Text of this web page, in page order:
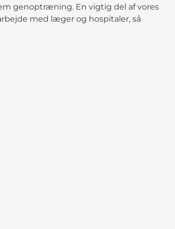
genoptræning. En vigtig del af vores
med læger og hospitaler, så